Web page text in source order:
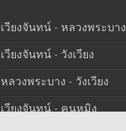
เวียงจันทน์ - หลวงพระบาง
เวียงจันทน์ - วังเวียง
หลวงพระบาง - วังเวียง
เวียงจันทน์ - คุนหมิง